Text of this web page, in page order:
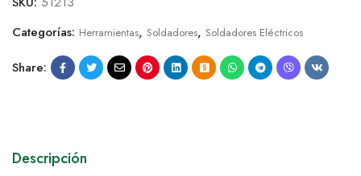
Categorías: Herramientas, Soldadores, Soldadores Eléctricos
Share:
Descripción